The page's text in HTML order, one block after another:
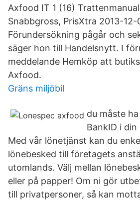
Axfood IT 1 (16)
Snabbgross, PrisXtra 2013-12-
Förundersökning pågår och
säger hon till Handelsnytt. I
meddelande Hemköp att
Axfood.
Gräns miljöbil
du måste
BankID i
Med vår lönetjänst kan du
lönebesked till företagets
utomlands. Välj mellan
eller på papper! Om ni gör
till privatpersoner, så kan